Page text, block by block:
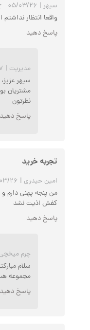
تجربه خرید
امین حیدری | ۰۵/
من پنجه پهنی دارم
کفش اذیت نشد
پاسخ دهید
چرم میخچی
سلام
مجموعه
پاسخ دهید
سپهر | ۰۵/۰۳/۲۶
واقعا انتظار
پاسخ دهید
مدیریت |
سپهر
مشتریان
نظرتون
پاسخ دهید
★★